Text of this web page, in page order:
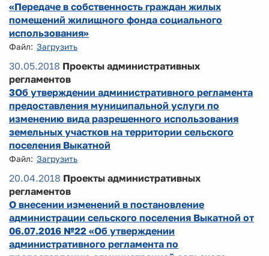
«Передаче в собственность граждан жилых
помещений жилищного фонда социального
использования»
Файл: Загрузить
30.05.2018 Проекты административных
регламентов
3Об утверждении административного регламента
предоставления муниципальной услуги по
изменению вида разрешенного использования
земельных участков на территории сельского
поселения Выкатной
Файл: Загрузить
20.04.2018 Проекты административных
регламентов
О внесении изменений в постановление
администрации сельского поселения Выкатной от
06.07.2016 №22 «Об утверждении
административного регламента по